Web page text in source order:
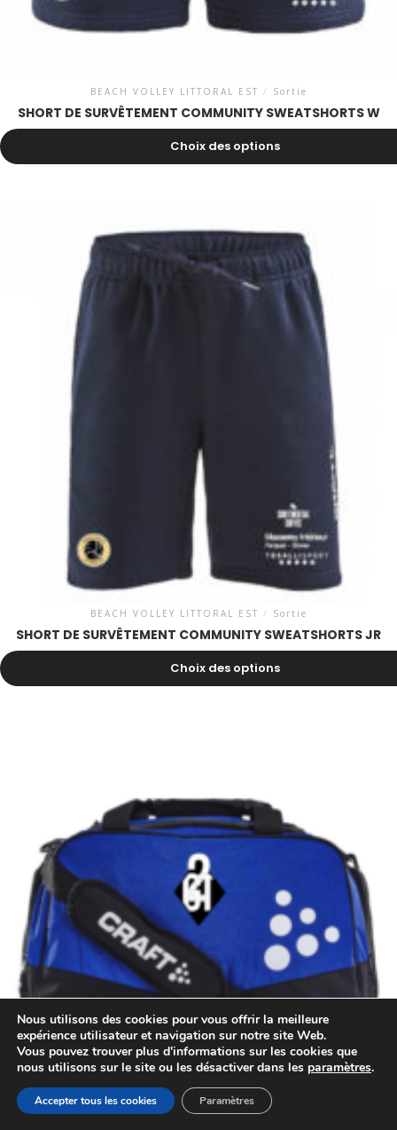
BEACH VOLLEY LITTORAL EST / Sortie
SHORT DE SURVÊTEMENT COMMUNITY SWEATSHORTS W
43.00
Choix des options
BEACH VOLLEY LITTORAL EST / Sortie
SHORT DE SURVÊTEMENT COMMUNITY SWEATSHORTS JR
37.00
Choix des options
Nous utilisons des cookies pour vous offrir la meilleure
expérience utilisateur et navigation sur notre site Web.
Vous pouvez trouver plus d'informations sur les cookies que
nous utilisons sur le site ou les désactiver dans les paramètres.
Accepter tous les cookies Paramètres